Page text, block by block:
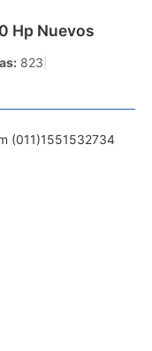
Hp Nuevos
823
(011)1551532734